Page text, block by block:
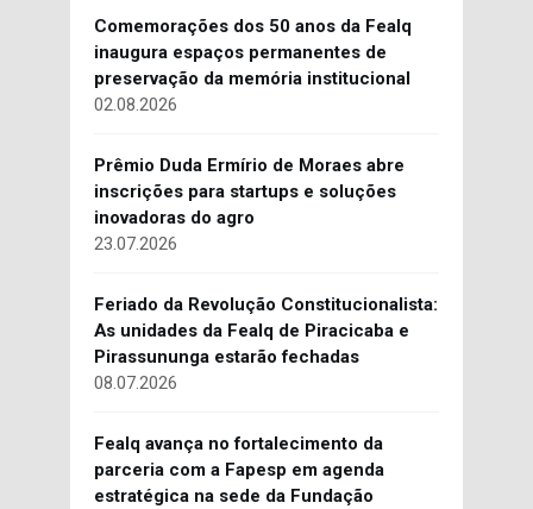
Comemorações dos 50 anos da Fealq
inaugura espaços permanentes de
preservação da memória institucional
02.08.2026
Prêmio Duda Ermírio de Moraes abre
inscrições para startups e soluções
inovadoras do agro
23.07.2026
Feriado da Revolução Constitucionalista:
As unidades da Fealq de Piracicaba e
Pirassununga estarão fechadas
08.07.2026
Fealq avança no fortalecimento da
parceria com a Fapesp em agenda
estratégica na sede da Fundação